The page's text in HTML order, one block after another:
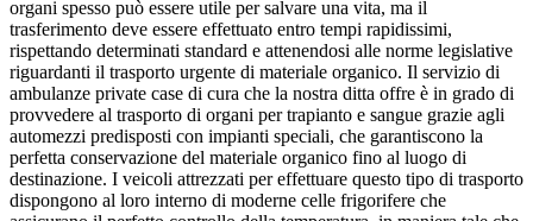
organi spesso può essere utile per salvare una vita, ma il
trasferimento deve essere effettuato entro tempi rapidissimi,
rispettando determinati standard e attenendosi alle norme legislative
riguardanti il trasporto urgente di materiale organico. Il servizio di
ambulanze private case di cura che la nostra ditta offre è in grado di
provvedere al trasporto di organi per trapianto e sangue grazie agli
automezzi predisposti con impianti speciali, che garantiscono la
perfetta conservazione del materiale organico fino al luogo di
destinazione. I veicoli attrezzati per effettuare questo tipo di trasporto
dispongono al loro interno di moderne celle frigorifere che